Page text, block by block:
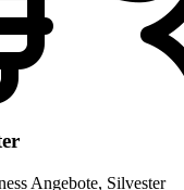
Angebote, Silvester